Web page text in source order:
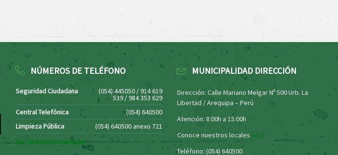
NÚMEROS DE TELÉFONO
Seguridad Ciudadana (054) 445050 / 914 619
539 / 984 353 629
Central Telefónica
(054) 640500
Limpieza Pública
(054) 640500 anexo 721
Ver directorio municipal
MUNICIPALIDAD DIRECCIÓN
Dirección: Calle Mariano Melgar Nº 500 Urb. La
Libertad / Arequipa – Perú
Atención: 8:00h a 15:00h
Conoce nuestros locales aquí
Teléfono: (054) 640500